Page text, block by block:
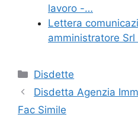
lavoro -…
Lettera
amministratore
Categorie
Disdette
Disdetta Agenzia
Fac Simile